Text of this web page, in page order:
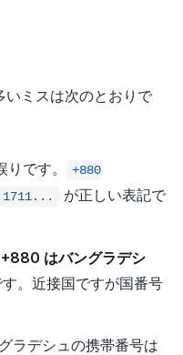
ミスは次のとおりで
です。
+880
1711...
が正しい表記で
+880 はバングラデシ
す。近接国ですが国番号
ラデシュの携帯番号は